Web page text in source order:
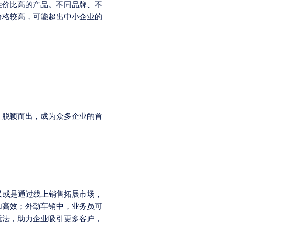
比高的产品。不同品牌、不
较高，可能超出中小企业的
颖而出，成为众多企业的首
是通过线上销售拓展市场，
效；外勤车销中，业务员可
，助力企业吸引更多客户，